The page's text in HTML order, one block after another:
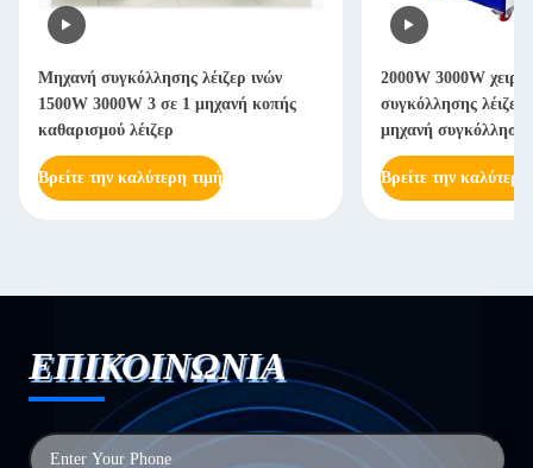
2000W 3000W χειροκίνητη μηχανή
συγκόλλησης λέιζερ χειροκίνητη
μηχανή συγκόλλησης λέιζερ ινών
Βρείτε την καλύτερη τιμή
2000W 3000W
συγκόλλησης
χρόνια
Βρείτε την καλύτερη
ΕΠΙΚΟΙΝΩΝΙΑ